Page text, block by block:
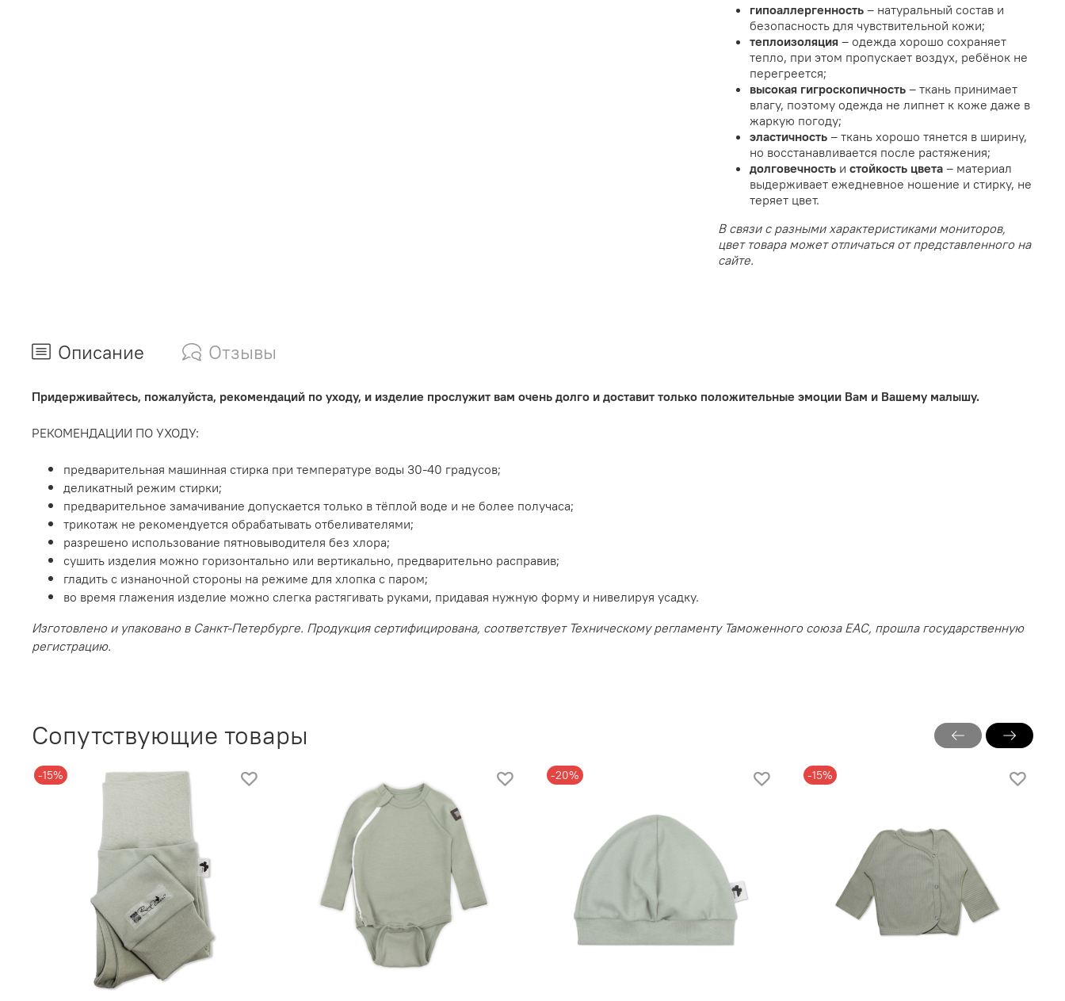
гипоаллергенность – натуральный состав и
безопасность для чувствительной кожи;
теплоизоляция – одежда хорошо сохраняет
тепло, при этом пропускает воздух, ребёнок не
перегреется;
высокая гигроскопичность – ткань принимает
влагу, поэтому одежда не липнет к коже даже в
жаркую погоду;
эластичность – ткань хорошо тянется в ширину,
но восстанавливается после растяжения;
долговечность истойкость цвета – материал
выдерживает ежедневное ношение и стирку, не
теряет цвет.
В связи с разными характеристиками мониторов,
цвет товара может отличаться от представленного на
сайте.
Описание Отзывы
Придерживайтесь, пожалуйста, рекомендаций по уходу, и изделие прослужит вам очень долго и доставит только положительные эмоции Вам и Вашему малышу.
РЕКОМЕНДАЦИИ ПО УХОДУ:
предварительная машинная стирка при температуре воды 30-40 градусов;
деликатный режим стирки;
предварительное замачивание допускается только в тёплой воде и не более получаса;
трикотаж не рекомендуется обрабатывать отбеливателями;
разрешено использование пятновыводителя без хлора;
сушить изделия можно горизонтально или вертикально, предварительно расправив;
гладить с изнаночной стороны на режиме для хлопка с паром;
во время глажения изделие можно слегка растягивать руками, придавая нужную форму и нивелируя усадку.
Изготовлено и упаковано в Санкт-Петербурге. Продукция сертифицирована, соответствует Техническому регламенту Таможенного союза EAC, прошла государственную
регистрацию.
Сопутствующие товары
-15% -20% -15%